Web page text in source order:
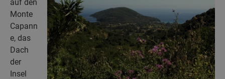
auf den
Monte
Capann
e, das
Dach
der
Insel